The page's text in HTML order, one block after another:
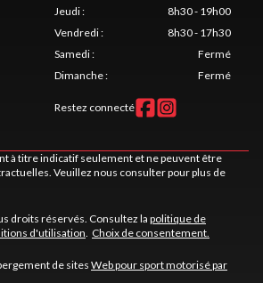
Jeudi:
8h30 - 19h00
Vendredi:
8h30 - 17h30
Samedi:
Fermé
Dimanche: Fermé
Restez connecté
à titre indicatif seulement et ne peuvent être
Veuillez nous consulter pour plus de
droits réservés. Consultez la politique de
d'utilisation Choix de consentement.
de sitesWeb pour sport motorisé par